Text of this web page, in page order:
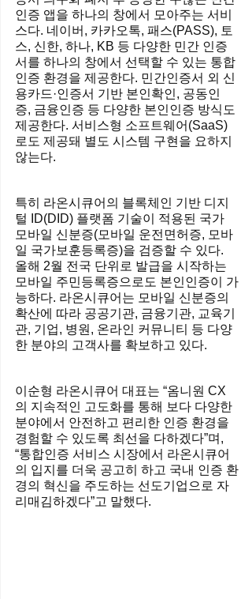
인증 앱을 하나의 창에서 모아주는 서비
스다. 네이버, 카카오톡, 패스(PASS), 토
스, 신한, 하나, KB 등 다양한 민간 인증
서를 하나의 창에서 선택할 수 있는 통합
인증 환경을 제공한다. 민간인증서 외 신
용카드·인증서 기반 본인확인, 공동인
증, 금융인증 등 다양한 본인인증 방식도
제공한다. 서비스형 소프트웨어(SaaS)
로도 제공돼 별도 시스템 구현을 요하지
않는다.
특히 라온시큐어의 블록체인 기반 디지
털 ID(DID) 플랫폼 기술이 적용된 국가
모바일 신분증(모바일 운전면허증, 모바
일 국가보훈등록증)을 검증할 수 있다.
올해 2월 전국 단위로 발급을 시작하는
모바일 주민등록증으로도 본인인증이 가
능하다. 라온시큐어는 모바일 신분증의
확산에 따라 공공기관, 금융기관, 교육기
관, 기업, 병원, 온라인 커뮤니티 등 다양
한 분야의 고객사를 확보하고 있다.
이순형 라온시큐어 대표는 “옴니원 CX
의 지속적인 고도화를 통해 보다 다양한
분야에서 안전하고 편리한 인증 환경을
경험할 수 있도록 최선을 다하겠다”며,
“통합인증 서비스 시장에서 라온시큐어
의 입지를 더욱 공고히 하고 국내 인증 환
경의 혁신을 주도하는 선도기업으로 자
리매김하겠다”고 말했다.